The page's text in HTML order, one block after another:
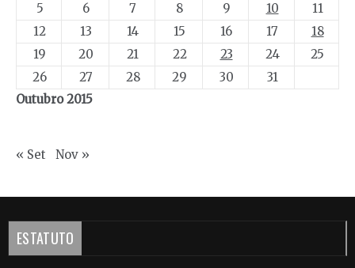
Outubro 2015
5
6 7 8 9 10
11
12
13 14 15 16 17
18
19
20 21 22 23 24
25
26
27 28 29 30 31
« Set Nov »
ESTATUTO